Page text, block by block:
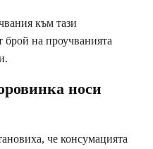
към тази
брой на проучванията
носи
че консумацията